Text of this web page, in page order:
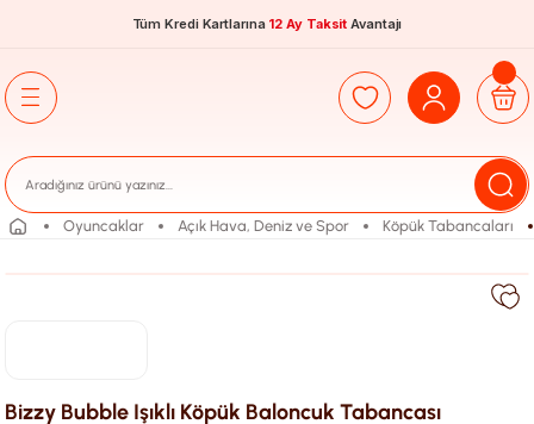
Tüm Kredi Kartlarına 12 Ay Taksit Avantajı
Oyuncaklar Açık Hava, Deniz ve Spor Köpük Tabancaları
Bizzy Bubble Işıklı Köpük Baloncuk Tabancası